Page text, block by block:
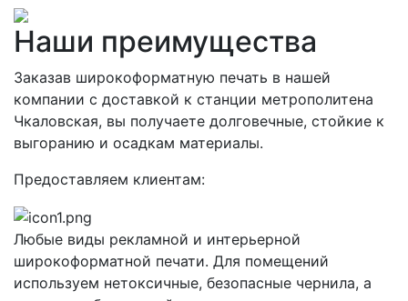
Наши преимущества
Заказав широкоформатную печать в нашей
компании с доставкой к станции метрополитена
Чкаловская, вы получаете долговечные, стойкие к
выгоранию и осадкам материалы.
Предоставляем клиентам:
Любые виды рекламной и интерьерной
широкоформатной печати. Для помещений
используем нетоксичные, безопасные чернила, а